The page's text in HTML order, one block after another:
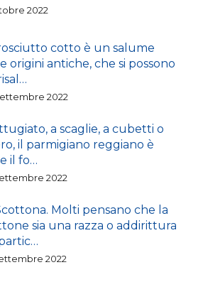
2022
cotto è un salume
origini antiche, che si possono
2022
a scaglie, a cubetti o
il parmigiano reggiano è
il fo…
2022
Molti pensano che la
sia una razza o addirittura
2022